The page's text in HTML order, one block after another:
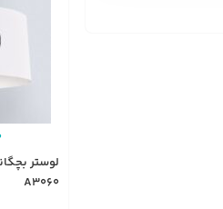
لوستر
A3060